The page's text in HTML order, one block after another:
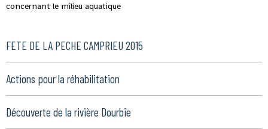
concernant le milieu aquatique
FETE DE LA PECHE CAMPRIEU 2015
Actions pour la réhabilitation
Découverte de la rivière Dourbie